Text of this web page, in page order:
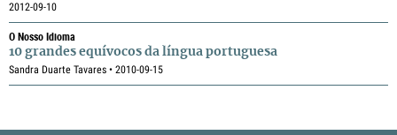
2012-09-10
O Nosso Idioma
10 grandes equívocos da língua portuguesa
Sandra Duarte Tavares • 2010-09-15